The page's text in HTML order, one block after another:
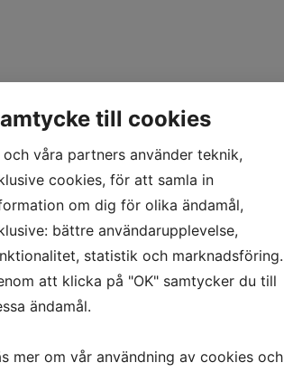
till cookies
och våra partners använder teknik,
cookies, för att samla in
om dig för olika ändamål,
bättre användarupplevelse,
statistik och marknadsföring.
att klicka på "OK" samtycker du till
ändamål.
mer om vår användning av cookies och